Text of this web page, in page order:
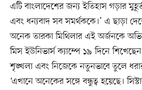
এটি বাংলাদেশের জন্য ইতিহাস গড়ার
এবং ধন্যবাদ সব সমর্থককে।’ এ ছাড়া
অনেক তারকা মিথিলার এই অর্জনকে
মিস ইউনিভার্স ক্যাম্পে ১৯ দিনে
শৃঙ্খলা এবং নিজেকে নতুনভাবে তুলে
‘এখানে অনেকের সঙ্গে বন্ধুত্ব হয়েছে।